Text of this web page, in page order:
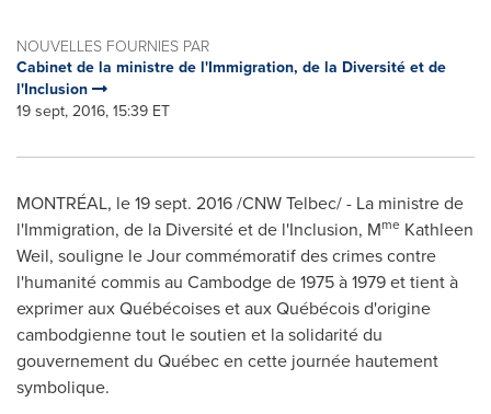
NOUVELLES FOURNIES PAR
Cabinet de la ministre de l'Immigration, de la Diversité et de
l'Inclusion
19 sept, 2016, 15:39 ET
MONTRÉAL, le19 sept. 2016/CNW Telbec/ - La ministre de
l'Immigration, de la Diversité et de l'Inclusion, Mme Kathleen
Weil, souligne le Jour commémoratif des crimes contre
l'humanité commis au Cambodge de 1975 à 1979 et tient à
exprimer aux Québécoises et aux Québécois d'origine
cambodgienne tout le soutien et la solidarité du
gouvernement du Québec en cette journée hautement
symbolique.